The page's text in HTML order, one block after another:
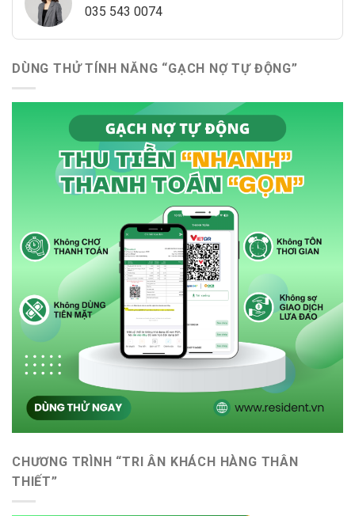
035 543 0074
DÙNG THỬ TÍNH NĂNG “GẠCH NỢ TỰ ĐỘNG”
CHƯƠNG TRÌNH “TRI ÂN KHÁCH HÀNG THÂN
THIẾT”